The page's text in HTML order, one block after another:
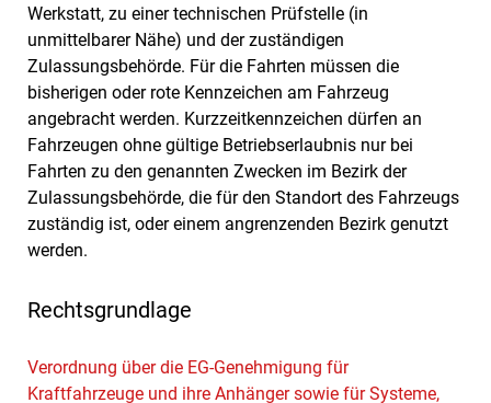
Werkstatt, zu einer technischen Prüfstelle (in
unmittelbarer Nähe) und der zuständigen
Zulassungsbehörde. Für die Fahrten müssen die
bisherigen oder rote Kennzeichen am Fahrzeug
angebracht werden. Kurzzeitkennzeichen dürfen an
Fahrzeugen ohne gültige Betriebserlaubnis nur bei
Fahrten zu den genannten Zwecken im Bezirk der
Zulassungsbehörde, die für den Standort des Fahrzeugs
zuständig ist, oder einem angrenzenden Bezirk genutzt
werden.
Rechtsgrundlage
Verordnung über die EG-Genehmigung für
Kraftfahrzeuge und ihre Anhänger sowie für Systeme,